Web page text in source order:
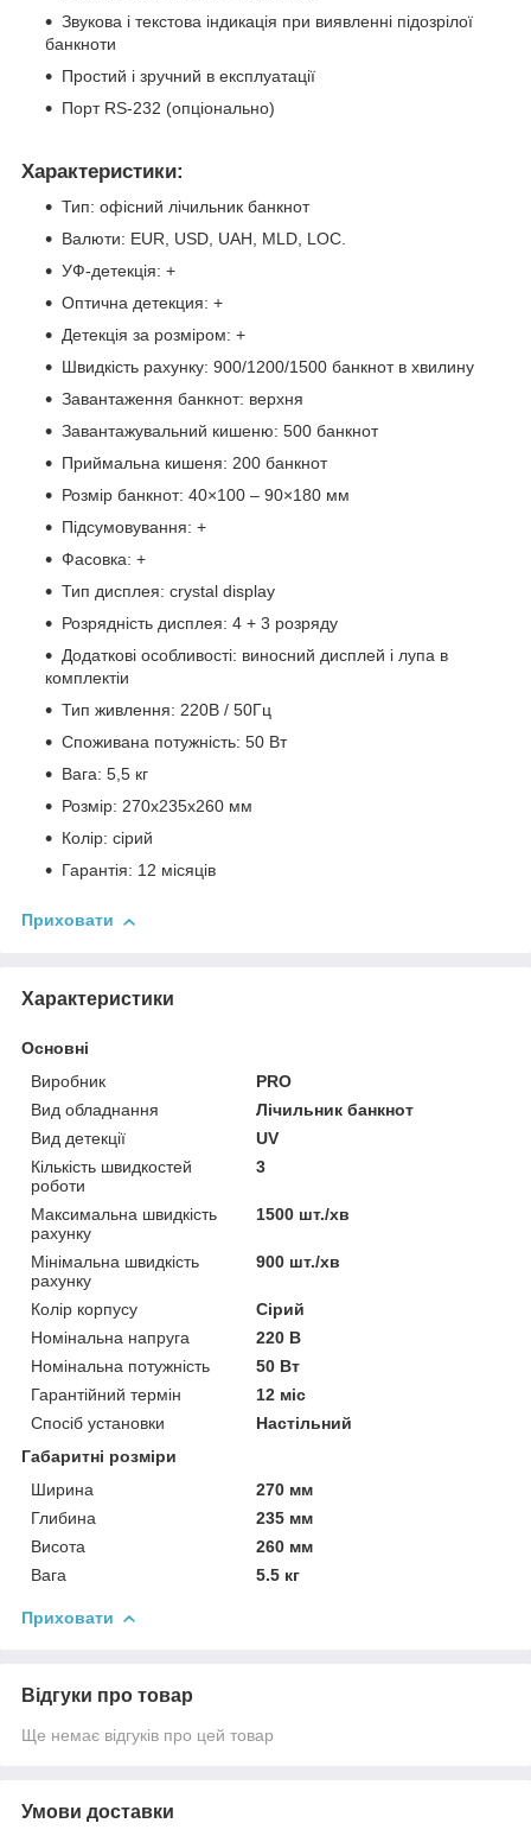
Звукова і текстова індикація при виявленні підозрілої
банкноти
Простий і зручний в експлуатації
Порт RS-232 (опціонально)
Характеристики:
Тип: офісний лічильник банкнот
Валюти: EUR, USD, UAH, MLD, LOC.
УФ-детекція: +
Оптична детекция: +
Детекція за розміром: +
Швидкість рахунку: 900/1200/1500 банкнот в хвилину
Завантаження банкнот: верхня
Завантажувальний кишеню: 500 банкнот
Приймальна кишеня: 200 банкнот
Розмір банкнот: 40×100 – 90×180 мм
Підсумовування: +
Фасовка: +
Тип дисплея: crystal display
Розрядність дисплея: 4 + 3 розряду
Додаткові особливості: виносний дисплей і лупа в
комплектіи
Тип живлення: 220В / 50Гц
Споживана потужність: 50 Вт
Вага: 5,5 кг
Розмір: 270x235x260 мм
Колір: сірий
Гарантія: 12 місяців
Приховати
Характеристики
Основні
Виробник
PRO
Вид обладнання
Лічильник банкнот
Вид детекції
UV
Кількість швидкостей
роботи
3
Максимальна швидкість
рахунку
1500 шт./хв
Мінімальна швидкість
рахунку
900 шт./хв
Колір корпусу
Сірий
Номінальна напруга
220 В
Номінальна потужність
50 Вт
Гарантійний термін
12 міс
Спосіб установки
Настільний
Габаритні розміри
Ширина
270 мм
Глибина
235 мм
Висота
260 мм
Вага
5.5 кг
Приховати
Відгуки про товар
Ще немає відгуків про цей товар
Умови доставки